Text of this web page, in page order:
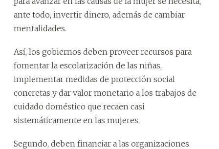
ante todo, invertir dinero, además de cambiar
mentalidades.
Así, los gobiernos deben proveer recursos para
fomentar la escolarización de las niñas,
implementar medidas de protección social
concretas y dar valor monetario a los trabajos de
cuidado doméstico que recaen casi
sistemáticamente en las mujeres.
Segundo, deben financiar a las organizaciones